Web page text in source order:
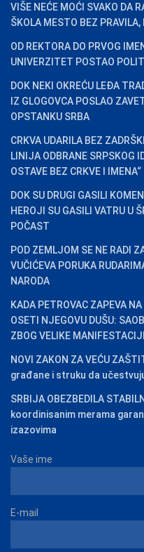
VIŠE NEĆE MOĆI SVAKO DA
ŠKOLA MESTO BEZ
OD REKTORA DO PRVOG
UNIVERZITET POSTAO
DOK NEKI OKREĆU LEĐA
IZ GLOGOVCA POSLAO
OPSTANKU SRBA
CRKVA UDARILA BEZ
LINIJA ODBRANE SRPSKOG
OSTAVE BEZ CRKVE I IMENA“
DOK SU DRUGI GASILI
HEROJI SU GASILI VATRU U
POČAST
POD ZEMLJOM SE NE RADI
VUČIĆEVA PORUKA
NARODA
KADA PETROVAC ZAPEVA
OSETI NJEGOVU DUŠU:
ZBOG VELIKE
NOVI ZAKON ZA VEĆU
građane i struku da
SRBIJA OBEZBEDILA
koordinisanim merama
izazovima
Vaše ime
E-mail